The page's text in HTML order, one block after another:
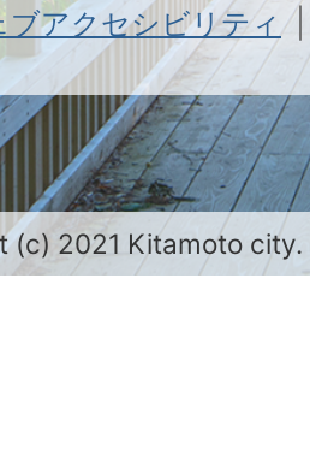
ブアクセシビリティ
(c) 2021 Kitamoto city.